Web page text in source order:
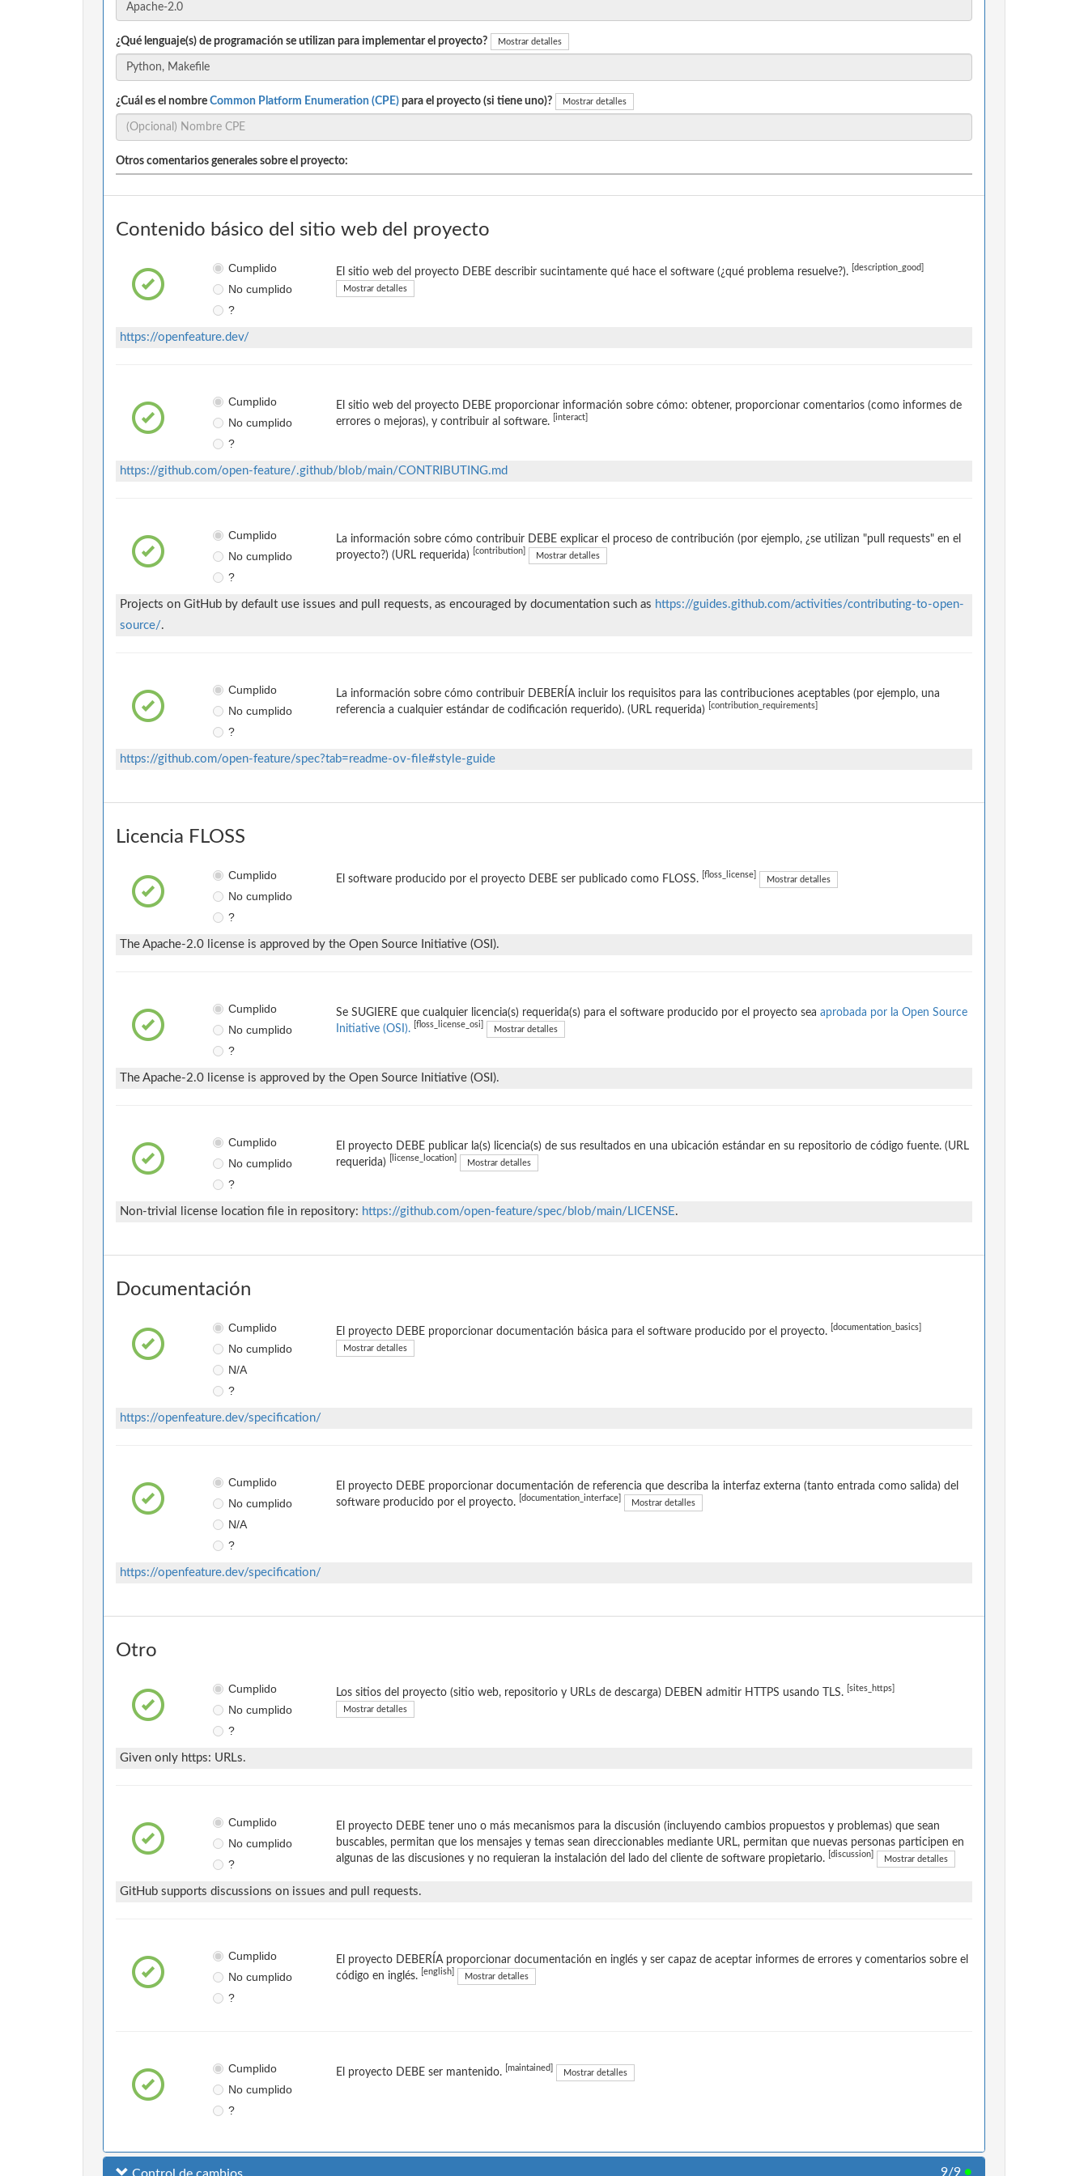
¿Qué lenguaje(s) de programación se utilizan para implementar el proyecto? Mostrar detalles
¿Cuál es el nombre Common Platform Enumeration (CPE) para el proyecto (si tiene uno)? Mostrar detalles
Otros comentarios generales sobre el proyecto:
Contenido básico del sitio web del proyecto
Cumplido
No cumplido
?
El sitio web del proyecto DEBE describir sucintamente qué hace el software (¿qué problema resuelve?). [description_good]
Mostrar detalles
https://openfeature.dev/
Cumplido
No cumplido
?
El sitio web del proyecto DEBE proporcionar información sobre cómo: obtener, proporcionar comentarios (como informes de
errores o mejoras), y contribuir al software.
[interact]
https://github.com/open-feature/.github/blob/main/CONTRIBUTING.md
Cumplido
No cumplido
?
La información sobre cómo contribuir DEBE explicar el proceso de contribución (por ejemplo, ¿se utilizan "pull requests" en el
proyecto?) (URL requerida)
[contribution] Mostrar detalles
Projects on GitHub by default use issues and pull requests, as encouraged by documentation such as https://guides.github.com/activities/contributing-to-open-
source/.
Cumplido
No cumplido
?
La información sobre cómo contribuir DEBERÍA incluir los requisitos para las contribuciones aceptables (por ejemplo, una
referencia a cualquier estándar de codificación requerido). (URL requerida)
[contribution_requirements]
https://github.com/open-feature/spec?tab=readme-ov-file#style-guide
Licencia FLOSS
Cumplido
No cumplido
?
El software producido por el proyecto DEBE ser publicado como FLOSS. [floss_license] Mostrar detalles
The Apache-2.0 license is approved by the Open Source Initiative (OSI).
Cumplido
No cumplido
?
Se SUGIERE que cualquier licencia(s) requerida(s) para el software producido por el proyecto sea aprobada por la Open Source
Initiative (OSI).
[floss_license_osi] Mostrar detalles
The Apache-2.0 license is approved by the Open Source Initiative (OSI).
Cumplido
No cumplido
?
El proyecto DEBE publicar la(s) licencia(s) de sus resultados en una ubicación estándar en su repositorio de código fuente. (URL
requerida)
[license_location] Mostrar detalles
Non-trivial license location file in repository: https://github.com/open-feature/spec/blob/main/LICENSE.
Documentación
Cumplido
No cumplido
N/A
?
El proyecto DEBE proporcionar documentación básica para el software producido por el proyecto. [documentation_basics]
Mostrar detalles
https://openfeature.dev/specification/
Cumplido
No cumplido
N/A
?
El proyecto DEBE proporcionar documentación de referencia que describa la interfaz externa (tanto entrada como salida) del
software producido por el proyecto.
[documentation_interface] Mostrar detalles
https://openfeature.dev/specification/
Otro
Cumplido
No cumplido
?
Los sitios del proyecto (sitio web, repositorio y URLs de descarga) DEBEN admitir HTTPS usando TLS. [sites_https]
Mostrar detalles
Given only https: URLs.
Cumplido
No cumplido
?
El proyecto DEBE tener uno o más mecanismos para la discusión (incluyendo cambios propuestos y problemas) que sean
buscables, permitan que los mensajes y temas sean direccionables mediante URL, permitan que nuevas personas participen en
algunas de las discusiones y no requieran la instalación del lado del cliente de software propietario.
[discussion] Mostrar detalles
GitHub supports discussions on issues and pull requests.
Cumplido
No cumplido
?
El proyecto DEBERÍA proporcionar documentación en inglés y ser capaz de aceptar informes de errores y comentarios sobre el
código en inglés.
[english] Mostrar detalles
Cumplido
No cumplido
?
El proyecto DEBE ser mantenido. [maintained] Mostrar detalles
Control de cambios 9/9 ●